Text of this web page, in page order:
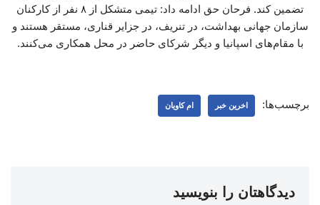
تضمین کند. فرحان حق ادامه داد: تیمی متشکل از ۸ نفر از کارکنان
سازمان جهانی بهداشت، در تنریف، در جزایر قناری، مستقر هستند و
با مقام‌های اسپانیا و دیگر شرکای حاضر در محل همکاری می‌کنند.
برچسب‌ها: اخرین خبر ام کاویان
دیدگاهتان را بنویسید